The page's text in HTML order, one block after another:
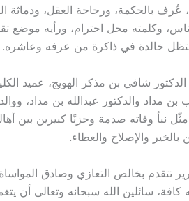
بالحكمة، ورجاحة العقل، ودماثة
وكلمته محل احترام، ورأيه موضع
خالدة في ذاكرة من عرفه وعاشره.
شافي بن مذكر الهويج، عميد
مداد والدكتور عبدالله بن مداد،
نبأ وفاته صدمة وحزنًا كبيرين بين
بالخير والإصلاح والعطاء.
تتقدم بخالص التعازي وصادق المواساة
كافة، سائلين الله سبحانه وتعالى أن